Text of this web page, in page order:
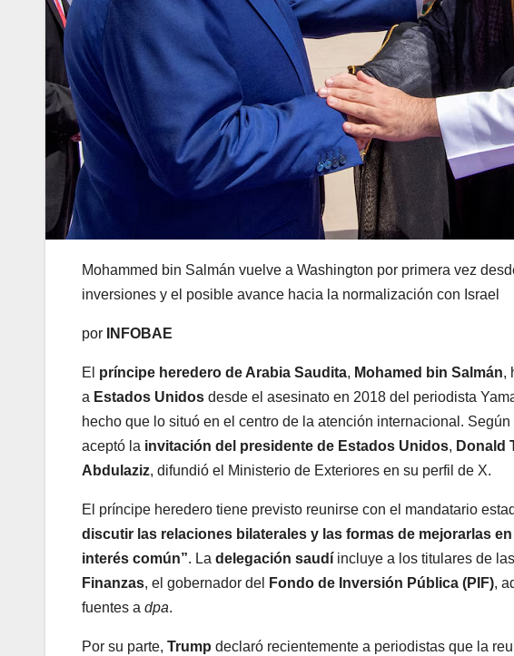
Mohammed bin Salmán vuelve a Washington por primera vez
inversiones y el posible avance hacia la normalización con Israel
por INFOBAE
El príncipe heredero de Arabia Saudita, Mohamed bin Salmán,
a Estados Unidos desde el asesinato en 2018 del periodista
hecho que lo situó en el centro de la atención internacional.
aceptó la invitación del presidente de Estados Unidos, Donald
Abdulaziz, difundió el Ministerio de Exteriores en su perfil de X.
El príncipe heredero tiene previsto reunirse con el mandatario
discutir las relaciones bilaterales y las formas de mejorarlas
interés común”. La delegación saudí incluye a los titulares de
Finanzas, el gobernador del Fondo de Inversión Pública (PIF),
fuentes a dpa.
Por su parte, Trump declaró recientemente a periodistas que la